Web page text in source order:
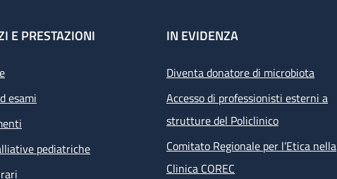
E PRESTAZIONI
esami
pediatriche
IN EVIDENZA
Diventa donatore di microbiota
Accesso di professionisti esterni a
strutture del Policlinico
Comitato Regionale per l’Etica nella
Clinica COREC